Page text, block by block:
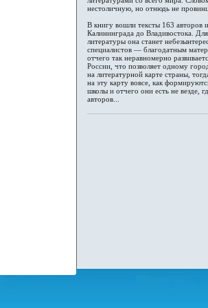
нестоличную, но отнюдь не
В книгу вошли тексты 163 авторов
Калининграда до Владивостока.
литературы она станет
специалистов — благодатным
отчего так неравномерно
России, что позволяет одному
на литературной карте страны,
на эту карту вовсе, как
школы и отчего они есть не везде,
авторов...